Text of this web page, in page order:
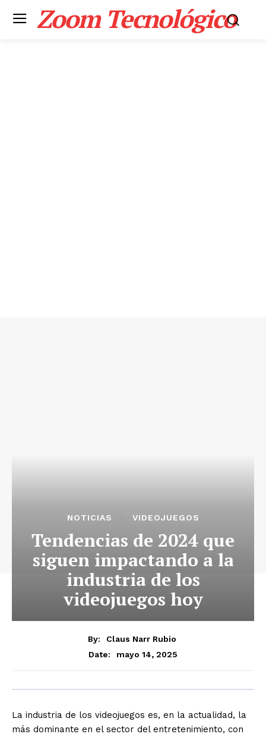
Zoom Tecnológico
NOTICIAS VIDEOJUEGOS
Tendencias de 2024 que
siguen impactando a la
industria de los
videojuegos hoy
By:
Claus Narr Rubio
Date:
mayo 14, 2025
La industria de los videojuegos es, en la actualidad, la
más dominante en el sector del entretenimiento, con